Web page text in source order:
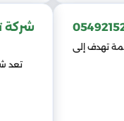
تهدف إلى
شركة
تعد